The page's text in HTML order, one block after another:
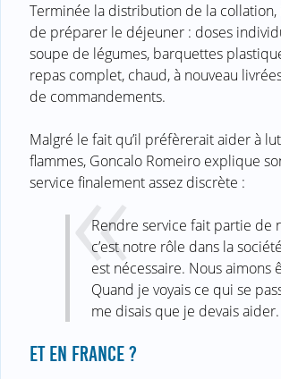
Terminée la distribution de la
de préparer le déjeuner : doses
soupe de légumes, barquettes
repas complet, chaud, à nouveau
de commandements.
Malgré le fait qu’il préfèrerait aider à
flammes, Goncalo Romeiro explique
service finalement assez discrète :
Rendre service fait partie de
c’est notre rôle dans la
est nécessaire. Nous aimons
Quand je voyais ce qui se
me disais que je devais aider.
ET EN FRANCE ?